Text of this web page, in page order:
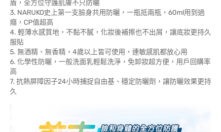
盾，全方位守護肌膚不只防曬
3. NARUKO史上第一支臉身共用防曬，一瓶抵兩瓶，60ml用到過
癮，CP值超高
4. 輕薄水感質地，不黏不膩，化妝後補擦也不出屑，讓底妝更持久
服貼
5. 無酒精、無香精，4歲以上皆可使用，連敏感肌都放心用
6. 化學性防曬，一般洗面乳輕鬆洗淨，免卸妝超方便，用戶回購率
高
7. 抗熱屏障因子24小時捕捉自由基、穩定防曬劑，讓防曬效果更持
久